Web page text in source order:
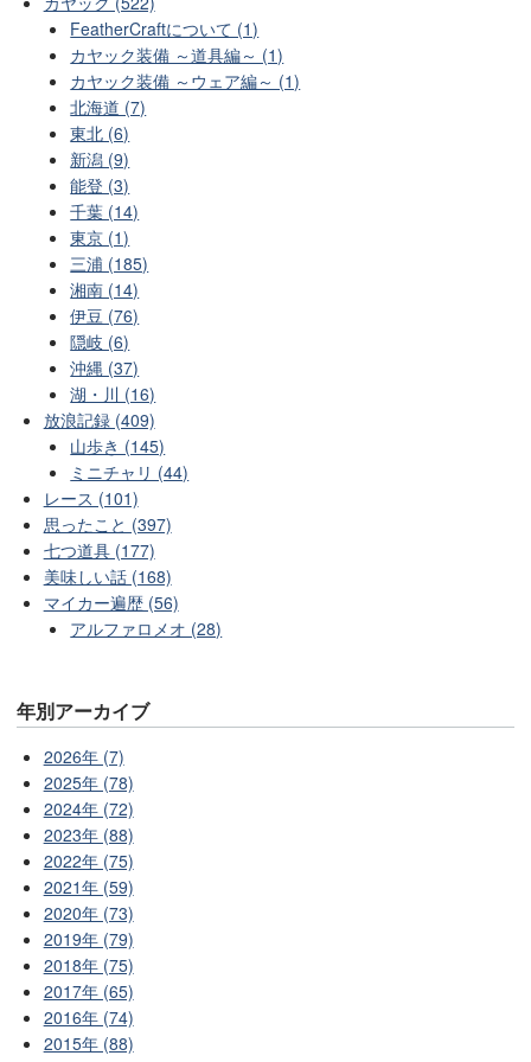
FeatherCraftについて (1)
カヤック装備 ～道具編～ (1)
カヤック装備 ～ウェア編～ (1)
北海道 (7)
東北 (6)
新潟 (9)
能登 (3)
千葉 (14)
東京 (1)
三浦 (185)
湘南 (14)
伊豆 (76)
隠岐 (6)
沖縄 (37)
湖・川 (16)
放浪記録 (409)
山歩き (145)
ミニチャリ (44)
レース (101)
思ったこと (397)
七つ道具 (177)
美味しい話 (168)
マイカー遍歴 (56)
アルファロメオ (28)
年別アーカイブ
2026年 (7)
2025年 (78)
2024年 (72)
2023年 (88)
2022年 (75)
2021年 (59)
2020年 (73)
2019年 (79)
2018年 (75)
2017年 (65)
2016年 (74)
2015年 (88)